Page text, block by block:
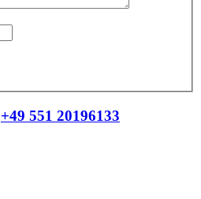
+49 551 20196133